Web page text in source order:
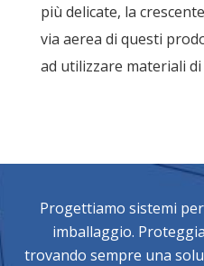
più delicate, la
via aerea di questi
ad utilizzare materiali
Progettiamo sistemi
imballaggio.
trovando sempre una